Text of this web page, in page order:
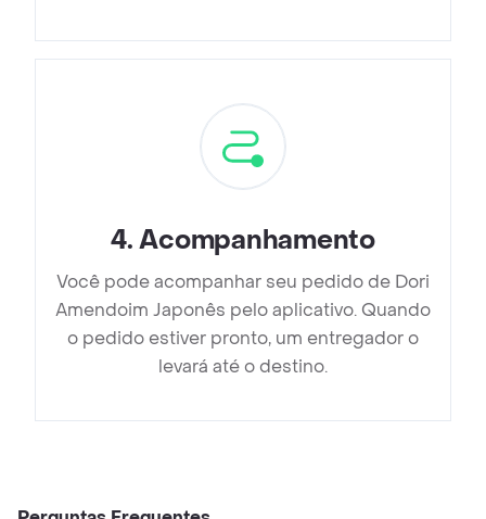
4.Acompanhamento
Você pode acompanhar seu pedido de Dori
Amendoim Japonês pelo aplicativo. Quando
o pedido estiver pronto, um entregador o
levará até o destino.